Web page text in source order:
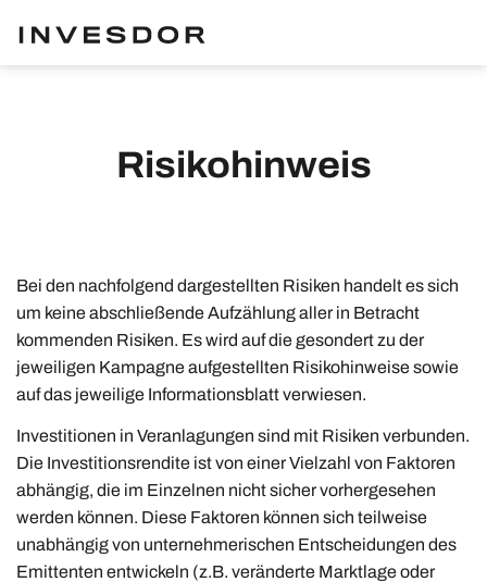
Risikohinweis
Bei den nachfolgend dargestellten Risiken handelt es sich
um keine abschließende Aufzählung aller in Betracht
kommenden Risiken. Es wird auf die gesondert zu der
jeweiligen Kampagne aufgestellten Risikohinweise sowie
auf das jeweilige Informationsblatt verwiesen.
Investitionen in Veranlagungen sind mit Risiken verbunden.
Die Investitionsrendite ist von einer Vielzahl von Faktoren
abhängig, die im Einzelnen nicht sicher vorhergesehen
werden können. Diese Faktoren können sich teilweise
unabhängig von unternehmerischen Entscheidungen des
Emittenten entwickeln (z.B. veränderte Marktlage oder